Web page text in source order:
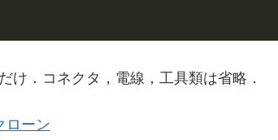
け．コネクタ，電線，工具類は省略．
ローン